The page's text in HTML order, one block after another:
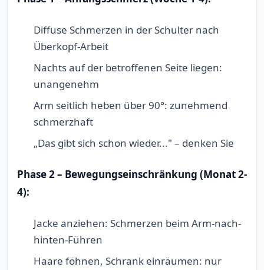
Diffuse Schmerzen in der Schulter nach
Überkopf-Arbeit
Nachts auf der betroffenen Seite liegen:
unangenehm
Arm seitlich heben über 90°: zunehmend
schmerzhaft
„Das gibt sich schon wieder..." – denken Sie
Phase 2 – Bewegungseinschränkung (Monat 2-
4):
Jacke anziehen: Schmerzen beim Arm-nach-
hinten-Führen
Haare föhnen, Schrank einräumen: nur